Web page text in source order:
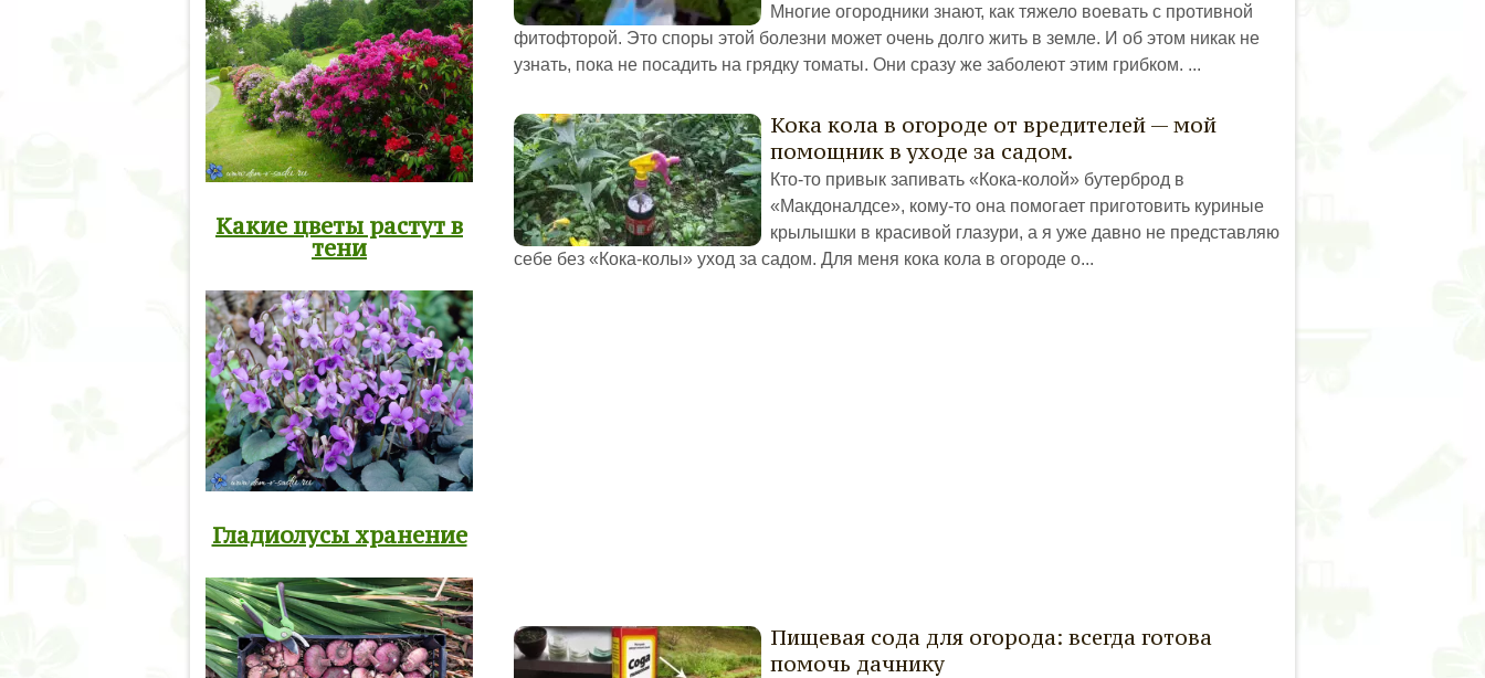
Многие огородники знают, как тяжело воевать с противной
фитофторой. Это споры этой болезни может очень долго жить в земле. И об этом никак не
узнать, пока не посадить на грядку томаты. Они сразу же заболеют этим грибком. ...
Кока кола в огороде от вредителей — мой
помощник в уходе за садом.
Кто-то привык запивать «Кока-колой» бутерброд в
«Макдоналдсе», кому-то она помогает приготовить куриные
крылышки в красивой глазури, а я уже давно не представляю
себе без «Кока-колы» уход за садом. Для меня кока кола в огороде о...
Пищевая сода для огорода: всегда готова
помочь дачнику
Какие цветы растут в
тени
Гладиолусы хранение